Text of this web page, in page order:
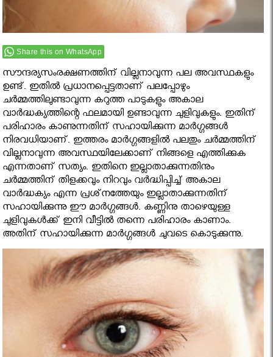
Share this on WhatsApp
സൗന്ദര്യസംരക്ഷണത്തിന് വില്ലനാവുന്ന പല അവസ്ഥകളും
ഉണ്ട്. ഇതില്‍ പ്രധാനപ്പെട്ടതാണ് പലപ്പോഴും
ചര്‍മ്മത്തിലുണ്ടാവുന്ന കറുത്ത പാടുകളും അകാല
വാര്‍ദ്ധക്യത്തിന്റെ ഫലമായി ഉണ്ടാവുന്ന ചുളിവുകളും. ഇതിന്
പരിഹാരം കാണുന്നതിന് സഹായിക്കുന്ന മാര്‍ഗ്ഗങ്ങള്‍
നിരവധിയാണ്. ഇത്തരം മാര്‍ഗ്ഗങ്ങളില്‍ പലതും ചര്‍മ്മത്തിന്
വില്ലനാവുന്ന അവസ്ഥയിലേക്കാണ് നിങ്ങളെ എത്തിക്കുക
എന്നതാണ് സത്യം. ഇതിനെ ഇല്ലാതാക്കുന്നതിനും
ചര്‍മ്മത്തിന് തിളക്കവും നിറവും വര്‍ദ്ധിപ്പിച്ച് അകാല
വാര്‍ദ്ധക്യം എന്ന പ്രശ്‌നത്തേയും ഇല്ലാതാക്കുന്നതിന്
സഹായിക്കുന്നു ഈ മാര്‍ഗ്ഗങ്ങള്‍. കണ്ണിനു താഴെയുള്ള
ചുളിവുകള്‍ക്ക് ഇനി വീട്ടില്‍ തന്നെ പരിഹാരം കാണാം.
അതിന് സഹായിക്കുന്ന മാര്‍ഗ്ഗങ്ങള്‍ ചുവടെ കൊടുക്കുന്നു.